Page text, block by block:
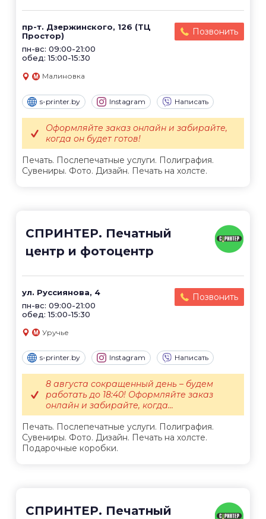
пр-т. Дзержинского, 126 (ТЦ
Простор)
пн-вс: 09:00-21:00
обед: 15:00-15:30
Позвонить
Малиновка
s-printer.by Instagram Написать
Печать. Послепечатные услуги. Полиграфия.
Сувениры. Фото. Дизайн. Печать на холсте.
Оформляйте заказ онлайн и забирайте,
когда он будет готов!
СПРИНТЕР. Печатный
центр и фотоцентр
ул. Руссиянова, 4
пн-вс: 09:00-21:00
обед: 15:00-15:30
Позвонить
Уручье
s-printer.by Instagram Написать
Печать. Послепечатные услуги. Полиграфия.
Сувениры. Фото. Дизайн. Печать на холсте.
Подарочные коробки.
8 августа сокращенный день – будем
работать до 18:40! Оформляйте заказ
онлайн и забирайте, когда...
СПРИНТЕР. Печатный